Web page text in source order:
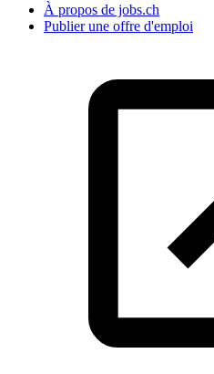
À propos de jobs.ch
Publier une offre d'emploi